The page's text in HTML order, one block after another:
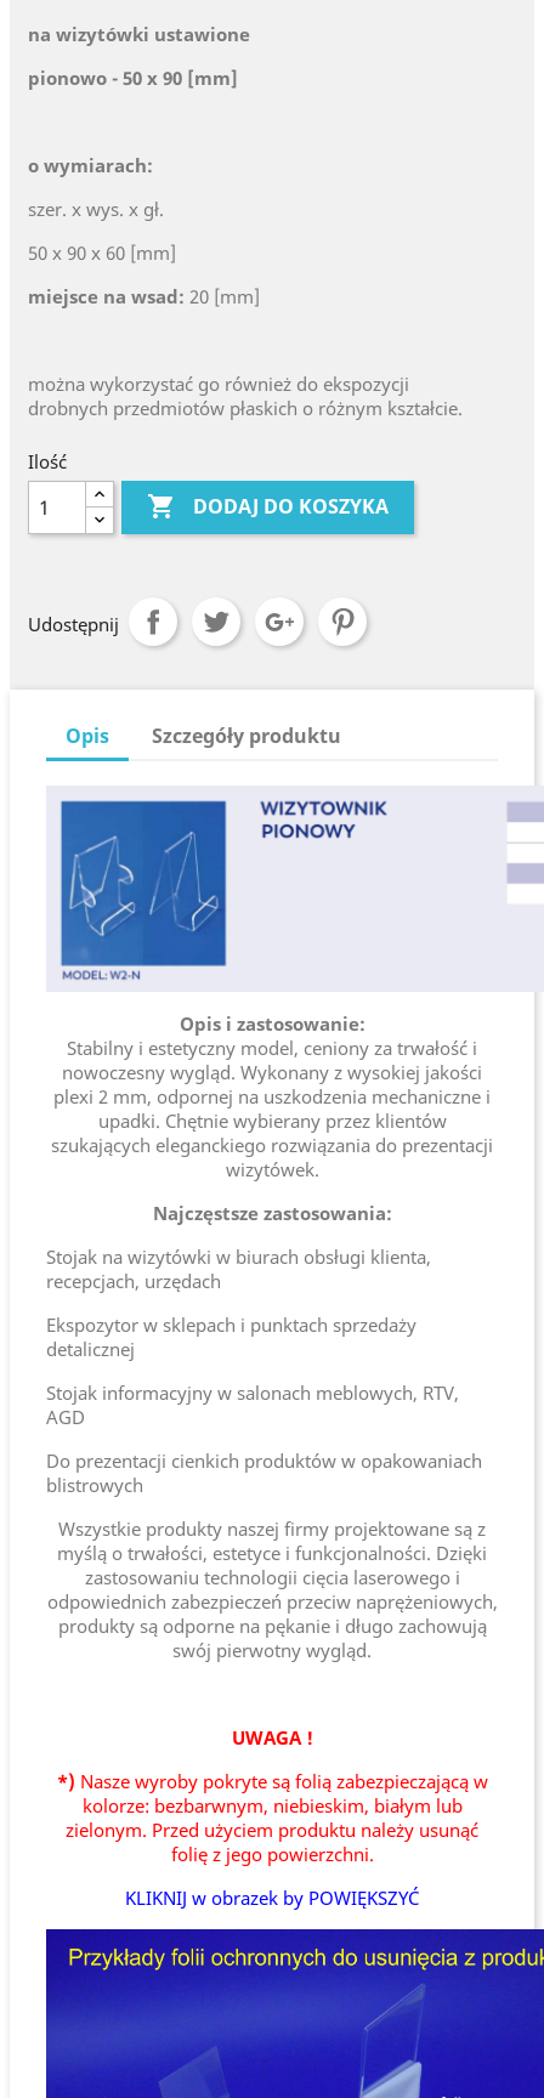
na wizytówki ustawione
pionowo - 50 x 90 [mm]
o wymiarach:
szer. x wys. x gł.
50 x 90 x 60 [mm]
miejsce na wsad: 20 [mm]
można wykorzystać go również do ekspozycji
drobnych przedmiotów płaskich o różnym kształcie.
Ilość
 DODAJ DO KOSZYKA
Udostępnij
Opis Szczegóły produktu
Opis i zastosowanie:
Stabilny i estetyczny model, ceniony za trwałość i
nowoczesny wygląd. Wykonany z wysokiej jakości
plexi 2 mm, odpornej na uszkodzenia mechaniczne i
upadki. Chętnie wybierany przez klientów
szukających eleganckiego rozwiązania do prezentacji
wizytówek.
Najczęstsze zastosowania:
Stojak na wizytówki w biurach obsługi klienta,
recepcjach, urzędach
Ekspozytor w sklepach i punktach sprzedaży
detalicznej
Stojak informacyjny w salonach meblowych, RTV,
AGD
Do prezentacji cienkich produktów w opakowaniach
blistrowych
Wszystkie produkty naszej firmy projektowane są z
myślą o trwałości, estetyce i funkcjonalności. Dzięki
zastosowaniu technologii cięcia laserowego i
odpowiednich zabezpieczeń przeciw naprężeniowych,
produkty są odporne na pękanie i długo zachowują
swój pierwotny wygląd.
UWAGA !
*) Nasze wyroby pokryte są folią zabezpieczającą w
kolorze: bezbarwnym, niebieskim, białym lub
zielonym. Przed użyciem produktu należy usunąć
folię z jego powierzchni.
KLIKNIJ w obrazek by POWIĘKSZYĆ